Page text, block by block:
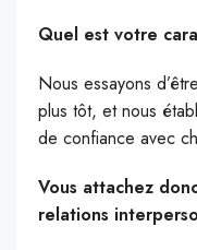
Quel est votre
Nous essayons
plus tôt, et nous
de confiance avec
Vous attachez
relations